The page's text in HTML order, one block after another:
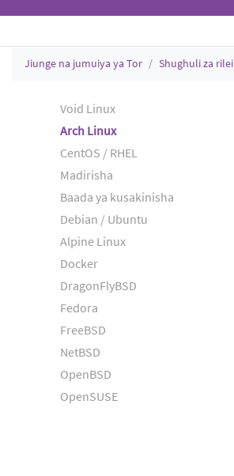
Jiunge na jumuiya ya Tor Shughuli za rilei
Void Linux
Arch Linux
CentOS / RHEL
Madirisha
Baada ya kusakinisha
Debian / Ubuntu
Alpine Linux
Docker
DragonFlyBSD
Fedora
FreeBSD
NetBSD
OpenBSD
OpenSUSE